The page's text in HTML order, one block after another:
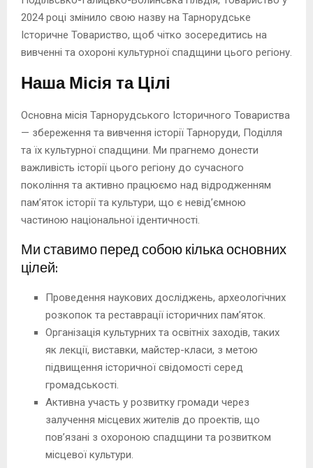
2024 році змінило свою назву на Тарнорудське
Історичне Товариство, щоб чітко зосередитись на
вивченні та охороні культурної спадщини цього регіону.
Наша Місія та Цілі
Основна місія Тарнорудського Історичного Товариства
— збереження та вивчення історії Тарноруди, Поділля
та їх культурної спадщини. Ми прагнемо донести
важливість історії цього регіону до сучасного
покоління та активно працюємо над відродженням
пам’яток історії та культури, що є невід’ємною
частиною національної ідентичності.
Ми ставимо перед собою кілька основних
цілей:
Проведення наукових досліджень, археологічних
розкопок та реставрації історичних пам’яток.
Організація культурних та освітніх заходів, таких
як лекції, виставки, майстер-класи, з метою
підвищення історичної свідомості серед
громадськості.
Активна участь у розвитку громади через
залучення місцевих жителів до проектів, що
пов’язані з охороною спадщини та розвитком
місцевої культури.